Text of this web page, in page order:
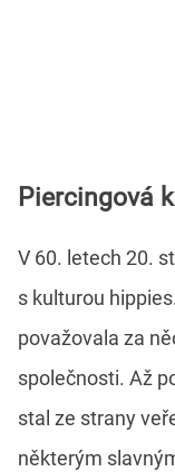
Piercingová
V 60. letech 20.
s kulturou
považovala za
společnosti. Až
stal ze strany
některým